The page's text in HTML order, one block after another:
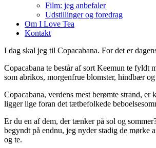
Film: jeg anbefaler
Udstillinger og foredrag
Om I Love Tea
Kontakt
I dag skal jeg til Copacabana. For det er
Copacabana te består af sort Keemun te fyldt
som abrikos, morgenfrue blomster, hindbær
Copacabana, verdens mest berømte strand, er
ligger lige foran det tætbefolkede
Er du en af dem, der tænker på sol og
begyndt på endnu, jeg nyder stadig de mørke
og te.